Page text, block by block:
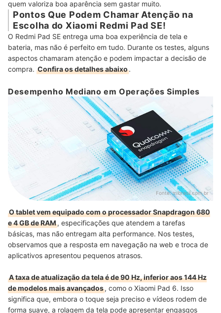
quem valoriza boa aparência sem gastar muito.
Pontos Que Podem Chamar Atenção na
Escolha do Xiaomi Redmi Pad SE!
O Redmi Pad SE entrega uma boa experiência de tela e
bateria, mas não é perfeito em tudo. Durante os testes, alguns
aspectos chamaram atenção e podem impactar a decisão de
compra. Confira os detalhes abaixo.
Desempenho Mediano em Operações Simples
Fonte:mibrasil.com.br
O tablet vem equipado com o processador Snapdragon 680
e 4 GB de RAM, especificações que atendem a tarefas
básicas, mas não entregam alta performance. Nos testes,
observamos que a resposta em navegação na web e troca de
aplicativos apresentou pequenos atrasos.
A taxa de atualização da tela é de 90 Hz, inferior aos 144 Hz
de modelos mais avançados, como o Xiaomi Pad 6. Isso
significa que, embora o toque seja preciso e vídeos rodem de
forma suave, a rolagem da tela pode apresentar engasgos